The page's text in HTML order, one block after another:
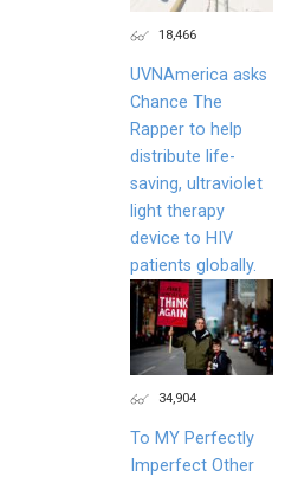
18,466
UVNAmerica asks
Chance The
Rapper to help
distribute life-
saving, ultraviolet
light therapy
device to HIV
patients globally.
34,904
To MY Perfectly
Imperfect Other